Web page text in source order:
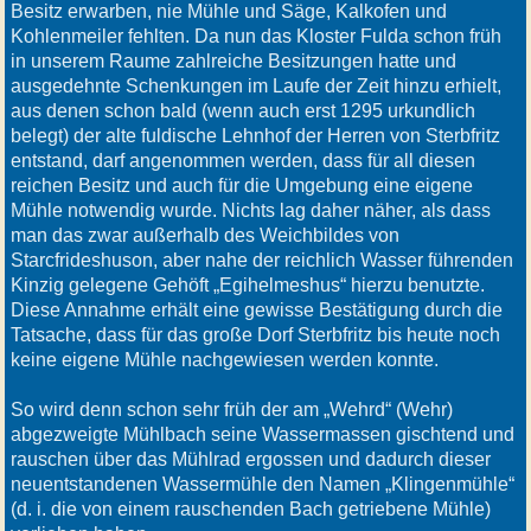
Besitz erwarben, nie Mühle und Säge, Kalkofen und
Kohlenmeiler fehlten. Da nun das Kloster Fulda schon früh
in unserem Raume zahlreiche Besitzungen hatte und
ausgedehnte Schenkungen im Laufe der Zeit hinzu erhielt,
aus denen schon bald (wenn auch erst 1295 urkundlich
belegt) der alte fuldische Lehnhof der Herren von Sterbfritz
entstand, darf angenommen werden, dass für all diesen
reichen Besitz und auch für die Umgebung eine eigene
Mühle notwendig wurde. Nichts lag daher näher, als dass
man das zwar außerhalb des Weichbildes von
Starcfrideshuson, aber nahe der reichlich Wasser führenden
Kinzig gelegene Gehöft „Egihelmeshus“ hierzu benutzte.
Diese Annahme erhält eine gewisse Bestätigung durch die
Tatsache, dass für das große Dorf Sterbfritz bis heute noch
keine eigene Mühle nachgewiesen werden konnte.
So wird denn schon sehr früh der am „Wehrd“ (Wehr)
abgezweigte Mühlbach seine Wassermassen gischtend und
rauschen über das Mühlrad ergossen und dadurch dieser
neuentstandenen Wassermühle den Namen „Klingenmühle“
(d. i. die von einem rauschenden Bach getriebene Mühle)